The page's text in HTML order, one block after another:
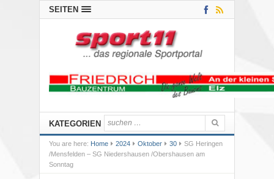
SEITEN
KATEGORIEN
You are here: Home 2024 Oktober 30
SG Heringen
/Mensfelden – SG Niedershausen /Obershausen am
Sonntag